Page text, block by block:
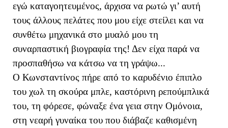
εγώ καταγοητευμένος, άρχισα να ρωτώ γι’ αυτή
τους άλλους πελάτες που μου είχε στείλει και να
συνθέτω μηχανικά στο μυαλό μου τη
συναρπαστική βιογραφία της! Δεν είχα παρά να
προσπαθήσω να κάτσω να τη γράψω...
Ο Κωνσταντίνος πήρε από το καρυδένιο έπιπλο
του χωλ τη σκούρα μπλε, καστόρινη ρεπούμπλικά
του, τη φόρεσε, φώναξε ένα γεια στην Ομόνοια,
στη νεαρή γυναίκα του που διάβαζε καθισμένη